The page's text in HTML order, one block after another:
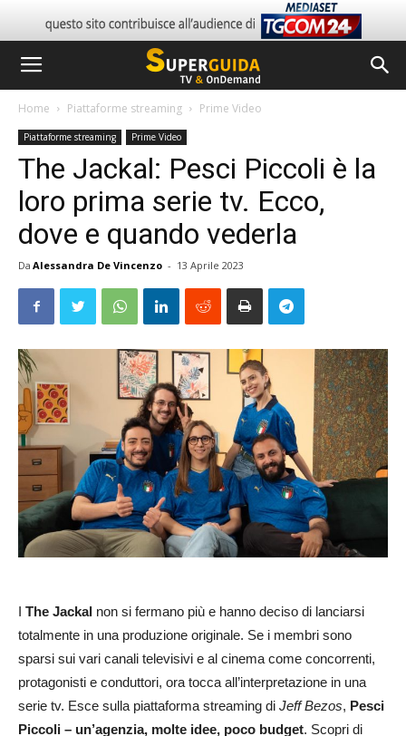
Home Piattaforme streaming Prime Video
Piattaforme streaming Prime Video
The Jackal: Pesci Piccoli è la
loro prima serie tv. Ecco,
dove e quando vederla
Da Alessandra De Vincenzo - 13 Aprile 2023
I The Jackal non si fermano più e hanno deciso di lanciarsi
totalmente in una produzione originale. Se i membri sono
sparsi sui vari canali televisivi e al cinema come concorrenti,
protagonisti e conduttori, ora tocca all’interpretazione in una
serie tv. Esce sulla piattaforma streaming di Jeff Bezos, Pesci
Piccoli – un’agenzia, molte idee, poco budget. Scopri di